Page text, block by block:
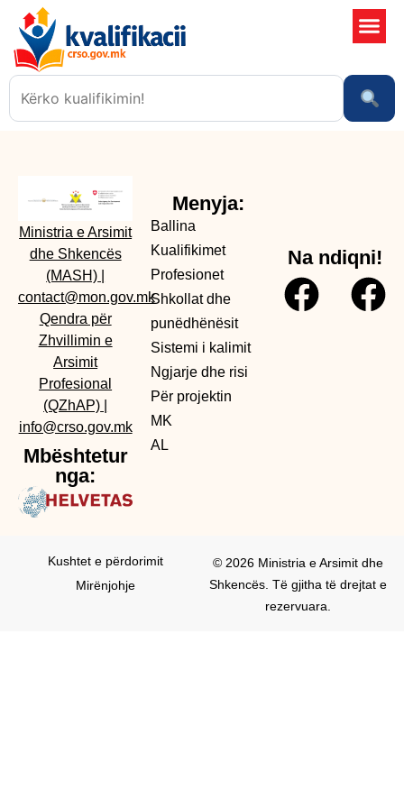
Ministria e Arsimit
dhe Shkencës
(MASH)
contact@mon.gov.mk
Qendra për
Zhvillimin e
Arsimit
Profesional
(QZhAP)
info@crso.gov.mk
Mbështetur
nga:
Menyja:
Ballina
Kualifikimet
Profesionet
Shkollat dhe
punëdhënësit
Sistemi i kalimit
Ngjarje dhe risi
Për projektin
MK
AL
Na ndiqni!
© 2026 Ministria e Arsimit dhe
Shkencës. Të gjitha të drejtat e
rezervuara.
Kushtet e përdorimit
Mirënjohje